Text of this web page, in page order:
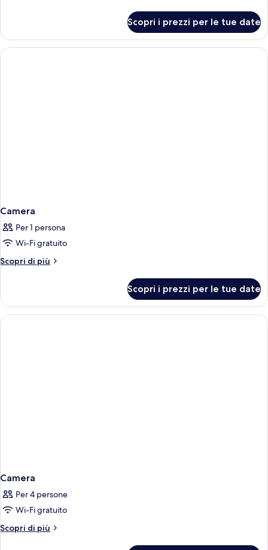
Scopri i prezzi per le tue date
Camera
Per 1 persona
Wi-Fi gratuito
Scopri di più
Altri
Scopri i prezzi per le tue date
Camera
Per 4 persone
Wi-Fi gratuito
Scopri di più
Altri